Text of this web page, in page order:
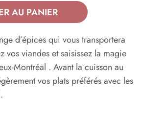
AU PANIER
d’épices qui vous transportera
vos viandes et saisissez la magie
Montréal . Avant la cuisson au
vos plats préférés avec les